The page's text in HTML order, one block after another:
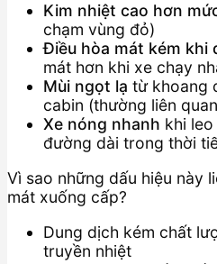
Kim nhiệt cao hơn
chạm vùng đỏ)
Điều hòa mát kém khi
mát hơn khi xe chạy
Mùi ngọt lạ từ khoang
cabin (thường liên
Xe nóng nhanh khi
đường dài trong thời
Vì sao những dấu hiệu này
mát xuống cấp?
Dung dịch kém chất
truyền nhiệt